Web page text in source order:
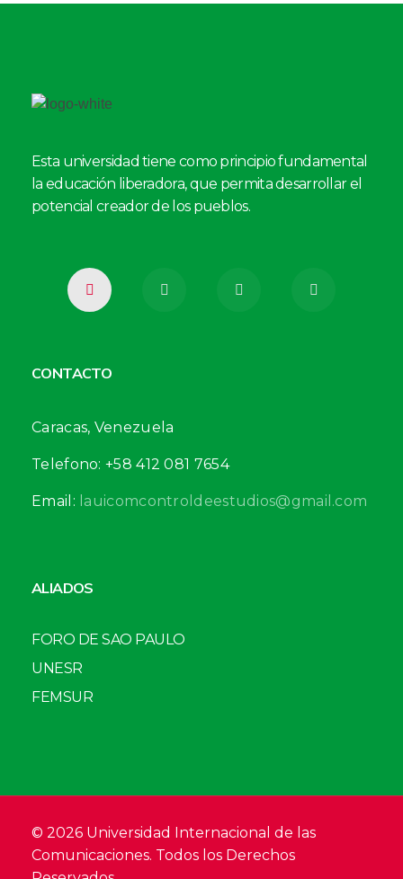
Esta universidad tiene como principio fundamental
la educación liberadora, que permita desarrollar el
potencial creador de los pueblos.
CONTACTO
Caracas, Venezuela
Telefono: +58 412 081 7654
Email: lauicomcontroldeestudios@gmail.com
ALIADOS
FORO DE SAO PAULO
UNESR
FEMSUR
© 2026 Universidad Internacional de las
Comunicaciones. Todos los Derechos